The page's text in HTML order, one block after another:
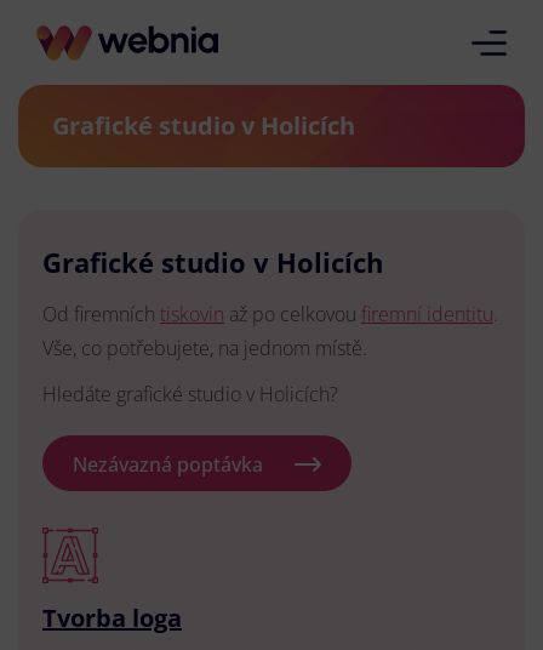
Grafické studio v Holicích
Grafické studio v Holicích
Od firemních tiskovin až po celkovou firemní identitu.
Vše, co potřebujete, na jednom místě.
Hledáte grafické studio v Holicích?
Nezávazná poptávka
Tvorba loga